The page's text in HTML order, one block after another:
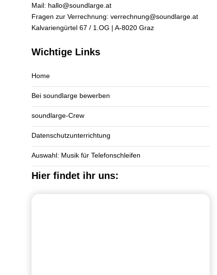
Mail: hallo@soundlarge.at
Fragen zur Verrechnung: verrechnung@soundlarge.at
Kalvariengürtel 67 / 1.OG | A-8020 Graz
Wichtige Links
Home
Bei soundlarge bewerben
soundlarge-Crew
Datenschutzunterrichtung
Auswahl: Musik für Telefonschleifen
Hier findet ihr uns: